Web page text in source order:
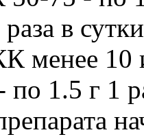
в
менее 10
по 1.5 г 1